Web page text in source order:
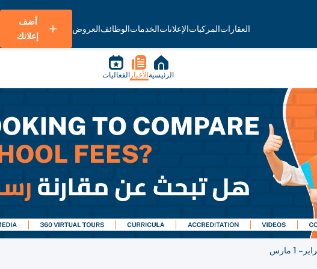
العقاراتالمركباتالإعلاناتالخدماتالوظائفالعروض
أضف
إعلانك
الرئيسية الأخبار الفعاليات